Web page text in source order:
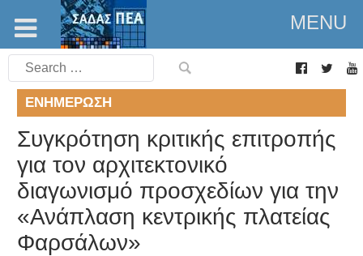
MENU
Search
for:
ΕΝΗΜΈΡΩΣΗ
Συγκρότηση κριτικής επιτροπής
για τον αρχιτεκτονικό
διαγωνισμό προσχεδίων για την
«Ανάπλαση κεντρικής πλατείας
Φαρσάλων»